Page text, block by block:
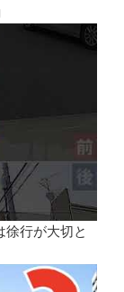
徐行が大切と